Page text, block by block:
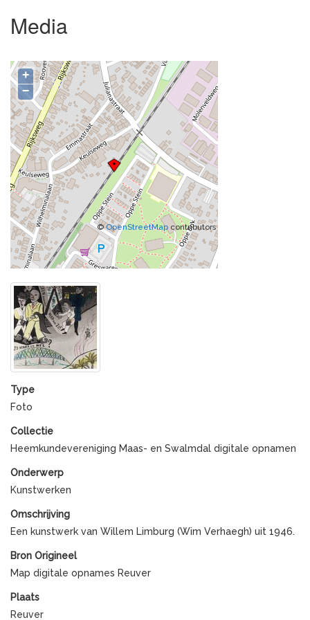
Media
+
−
©OpenStreetMap contributors
Type
Foto
Collectie
Heemkundevereniging Maas- en Swalmdal digitale opnamen
Onderwerp
Kunstwerken
Omschrijving
Een kunstwerk van Willem Limburg (Wim Verhaegh) uit 1946.
Bron Origineel
Map digitale opnames Reuver
Plaats
Reuver